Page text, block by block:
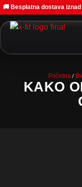
🚚 Besplatna dostava iznad
Početna/
KAKO